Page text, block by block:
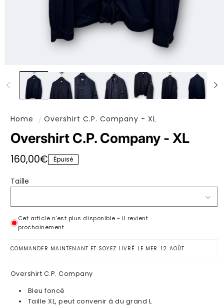
Home Overshirt C.P. Company - XL
Overshirt C.P. Company - XL
Prix habituel
160,00€ Épuisé
Taille
Cet article n'est plus disponible - il revient
prochainement.
COMMANDER MAINTENANT ET SOYEZ LIVRÉ LE MER. 12 AOÛT
Overshirt C.P. Company
Bleu foncé
Taille XL, peut convenir à du grand L